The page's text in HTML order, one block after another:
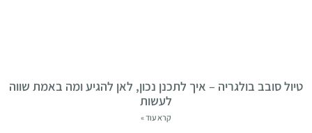
טיול סובב בולגריה – איך לתכנן נכון, לאן להגיע ומה באמת שווה
לעשות
קרא עוד »